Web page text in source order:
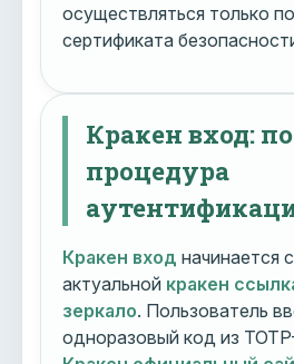
осуществляться только
сертификата
Кракен вход:
процедура
Кракен вход начинается
актуальной кракен
зеркало. Пользователь
одноразовый код из